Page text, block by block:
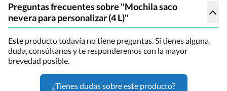
Preguntas frecuentes sobre "Mochila saco
nevera para personalizar (4 L)"
Este producto todavía no tiene preguntas. Si tienes alguna
duda, consúltanos y te responderemos con la mayor
brevedad posible.
¿Tienes dudas sobre este producto?